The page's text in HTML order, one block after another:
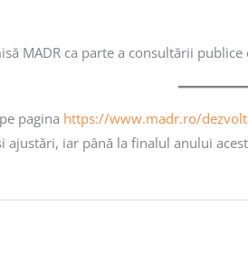
MADR ca parte a consultării
pagina https://www.madr.ro/
ajustări, iar până la finalul anului